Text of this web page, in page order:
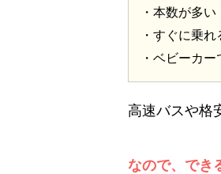
・本数が多い
・すぐに乗れ
・ベビーカ
高速バスや格
なので、でき